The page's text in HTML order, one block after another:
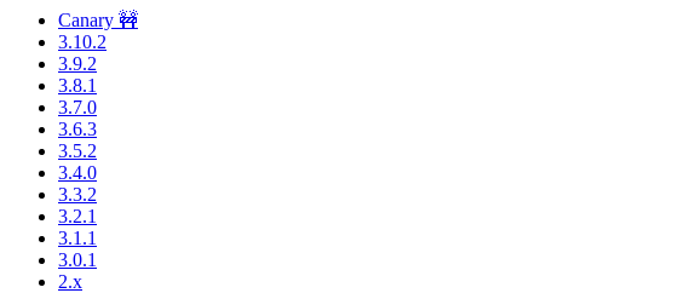
Canary 🚧
3.10.2
3.9.2
3.8.1
3.7.0
3.6.3
3.5.2
3.4.0
3.3.2
3.2.1
3.1.1
3.0.1
2.x